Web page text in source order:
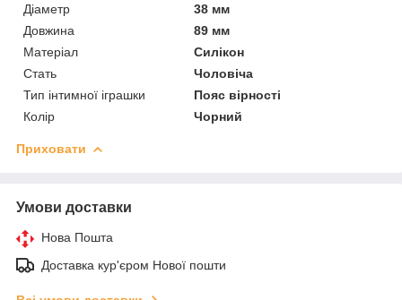
Діаметр
38 мм
Довжина
89 мм
Матеріал
Силікон
Стать
Чоловіча
Тип інтимної іграшки
Пояс вірності
Колір
Чорний
Приховати
Умови доставки
Нова Пошта
Доставка кур'єром Нової пошти